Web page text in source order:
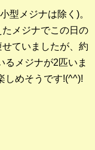
型メジナは除く)。
メジナでこの日の
ていましたが、約
るメジナが2匹いま
しめそうです!(^^)!